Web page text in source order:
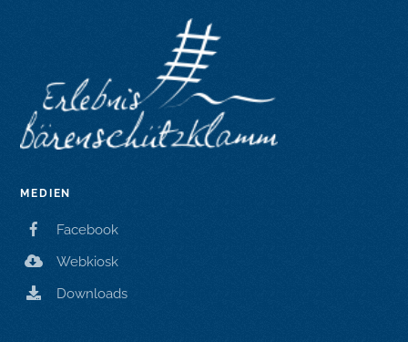
MEDIEN
Facebook
Webkiosk
Downloads